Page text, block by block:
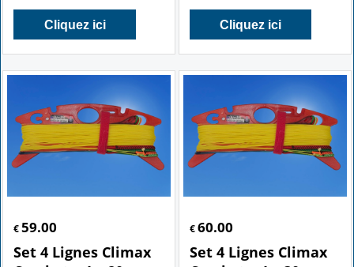
Cliquez ici Cliquez ici
€ 59.00
Set 4 Lignes Climax
€60.00
Set 4 Lignes Climax